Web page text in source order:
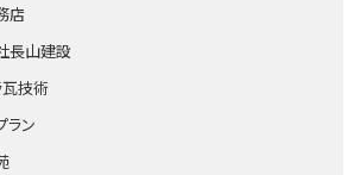
店
山建設
技術
ン